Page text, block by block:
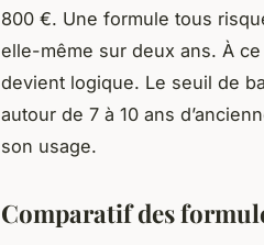
800 €. Une formule tous
elle-même sur deux ans. À
devient logique. Le seuil de
autour de 7 à 10 ans
son usage.
Comparatif des